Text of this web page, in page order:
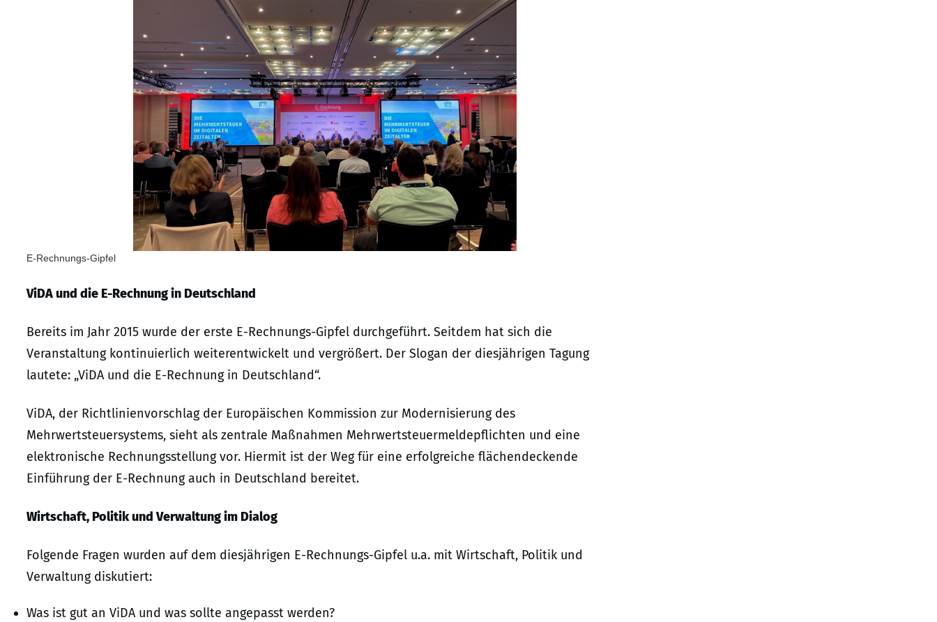
E-Rechnungs-Gipfel
ViDA und die E-Rechnung in Deutschland
Bereits im Jahr 2015 wurde der erste E-Rechnungs-Gipfel durchgeführt. Seitdem hat sich die
Veranstaltung kontinuierlich weiterentwickelt und vergrößert. Der Slogan der diesjährigen Tagung
lautete: „ViDA und die E-Rechnung in Deutschland“.
ViDA, der Richtlinienvorschlag der Europäischen Kommission zur Modernisierung des
Mehrwertsteuersystems, sieht als zentrale Maßnahmen Mehrwertsteuermeldepflichten und eine
elektronische Rechnungsstellung vor. Hiermit ist der Weg für eine erfolgreiche flächendeckende
Einführung der E-Rechnung auch in Deutschland bereitet.
Wirtschaft, Politik und Verwaltung im Dialog
Folgende Fragen wurden auf dem diesjährigen E-Rechnungs-Gipfel u.a. mit Wirtschaft, Politik und
Verwaltung diskutiert:
Was ist gut an ViDA und was sollte angepasst werden?